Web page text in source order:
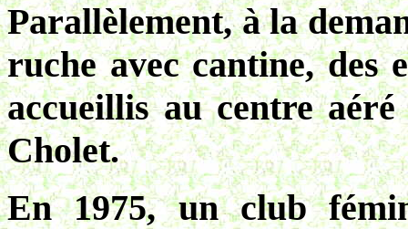
Parallèlement, à la
ruche avec cantine, des
accueillis au centre
Cholet.
En 1975, un club